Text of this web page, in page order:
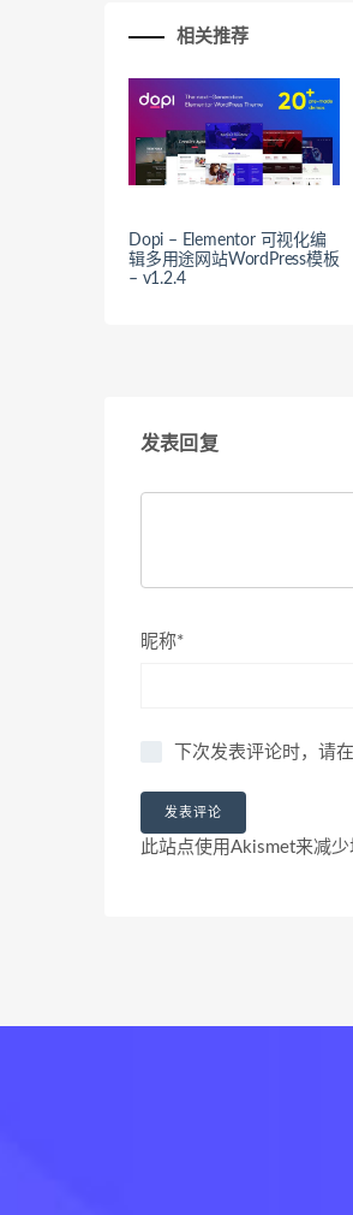
相关推荐
Dopi – Elementor 可视化编
辑多用途网站WordPress模板
– v1.2.4
发表回复
昵称*
下次发表评论时，请
此站点使用Akismet来减少